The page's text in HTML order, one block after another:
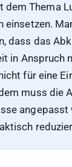
dem Thema
einsetzen.
dass das
in Anspruch
für eine
muss die
angepasst